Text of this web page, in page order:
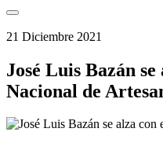
21 Diciembre 2021
José Luis Bazán
Nacional de